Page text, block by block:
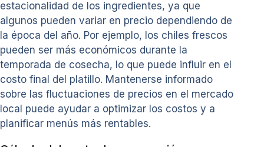
estacionalidad de los ingredientes, ya que
algunos pueden variar en precio dependiendo de
la época del año. Por ejemplo, los chiles frescos
pueden ser más económicos durante la
temporada de cosecha, lo que puede influir en el
costo final del platillo. Mantenerse informado
sobre las fluctuaciones de precios en el mercado
local puede ayudar a optimizar los costos y a
planificar menús más rentables.